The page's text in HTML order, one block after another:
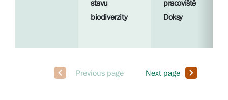
stavu
biodiverzity
pracoviště
Doksy